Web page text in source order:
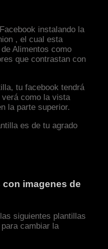
instalando la
, el cual esta
Alimentos como
que contrastan con
tu facebook tendrá
como la vista
la parte superior.
es de tu agrado
imagenes de
siguientes plantillas
cambiar la